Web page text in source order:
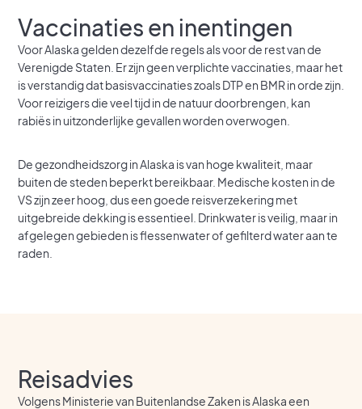
Vaccinaties en inentingen
Voor Alaska gelden dezelfde regels als voor de rest van de
Verenigde Staten. Er zijn geen verplichte vaccinaties, maar het
is verstandig dat basisvaccinaties zoals DTP en BMR in orde zijn.
Voor reizigers die veel tijd in de natuur doorbrengen, kan
rabiës in uitzonderlijke gevallen worden overwogen.
De gezondheidszorg in Alaska is van hoge kwaliteit, maar
buiten de steden beperkt bereikbaar. Medische kosten in de
VS zijn zeer hoog, dus een goede reisverzekering met
uitgebreide dekking is essentieel. Drinkwater is veilig, maar in
afgelegen gebieden is flessenwater of gefilterd water aan te
raden.
Reisadvies
Volgens Ministerie van Buitenlandse Zaken is Alaska een